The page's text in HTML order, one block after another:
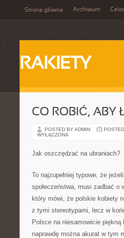
Strona główna Archiwum
RAKIETY
CO ROBIĆ, ABY
POSTED BY ADMIN
WYŁĄCZONA
Jak oszczędzać na ubraniach?
To najzupełniej typowe, że
społeczeństwa, musi zadbać o
który mówi, że polskie kobiety
z tymi stereotypami, lecz w
Polsce na niesamowicie
naprawdę można akurat w tym